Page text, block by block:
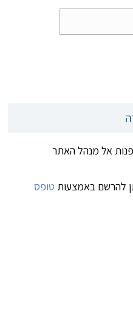
אל מנהל האתר
להרשם באמצעות טופס